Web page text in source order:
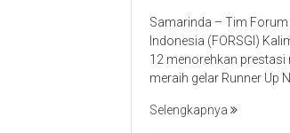
Samarinda – Tim Forum
Indonesia (FORSGI)
12 menorehkan
meraih gelar Runner Up
Selengkapnya